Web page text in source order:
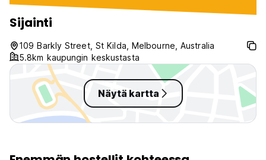
common areas. It isn’t super close
to the main tram line so you have
to catch another bus or walk
about 10 mins but overall I would
stay again a million times over.
Sijainti
109 Barkly Street, St Kilda, Melbourne, Australia
5.8km kaupungin keskustasta
Näytä kartta